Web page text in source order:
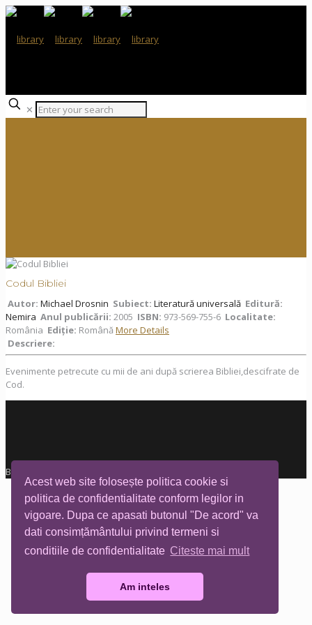
Acest web site folosește politica cookie si
politica de confidentialitate conform legilor in
vigoare. Dupa ce apasati butonul "De acord" va
dati consimțământului privind termeni si
conditiile de confidentialitate Citeste mai mult
Am inteles
✕
Codul Bibliei
Autor: Michael Drosnin Subiect: Literatură universală Editură:
Nemira Anul publicării: 2005 ISBN: 973-569-755-6 Localitate:
România Ediţie: Română More Details
Descriere:
Evenimente petrecute cu mii de ani după scrierea Bibliei,descifrate de
Cod.
Biblioteca Tia Mare © All rights reserved